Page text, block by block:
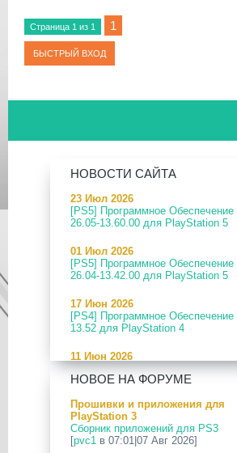
Страница 1 из 1 1
НОВОСТИ САЙТА
23 Июл 2026
[PS5] Программное Обеспечение
26.05-13.60.00 для PlayStation 5
01 Июл 2026
[PS5] Программное Обеспечение
26.04-13.42.00 для PlayStation 5
17 Июн 2026
[PS4] Программное Обеспечение
13.52 для PlayStation 4
11 Июн 2026
[PS5] Программное Обеспечение
26.04-13.40.00 для PlayStation 5
24 Апр 2026
[PS5] Программное Обеспечение
26.03-13.20.00 для PlayStation 5
НОВОЕ НА ФОРУМЕ
Прошивки и приложения для
PlayStation 3
Сборник приложений для PS3
[pvc1 в 07:01|07 Авг 2026]